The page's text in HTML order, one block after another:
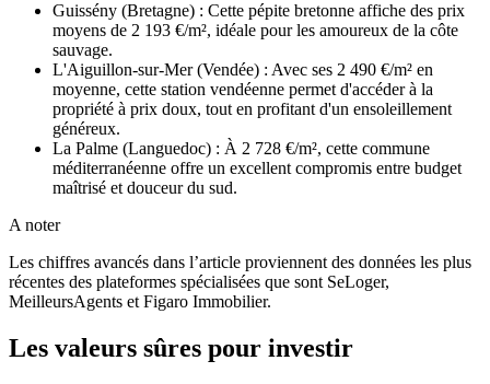
Guissény (Bretagne) : Cette pépite bretonne affiche des prix
moyens de 2 193 €/m², idéale pour les amoureux de la côte
sauvage.
L'Aiguillon-sur-Mer (Vendée) : Avec ses 2 490 €/m² en
moyenne, cette station vendéenne permet d'accéder à la
propriété à prix doux, tout en profitant d'un ensoleillement
généreux.
La Palme (Languedoc) : À 2 728 €/m², cette commune
méditerranéenne offre un excellent compromis entre budget
maîtrisé et douceur du sud.
A noter
Les chiffres avancés dans l’article proviennent des données les plus
récentes des plateformes spécialisées que sont SeLoger,
MeilleursAgents et Figaro Immobilier.
Les valeurs sûres pour investir